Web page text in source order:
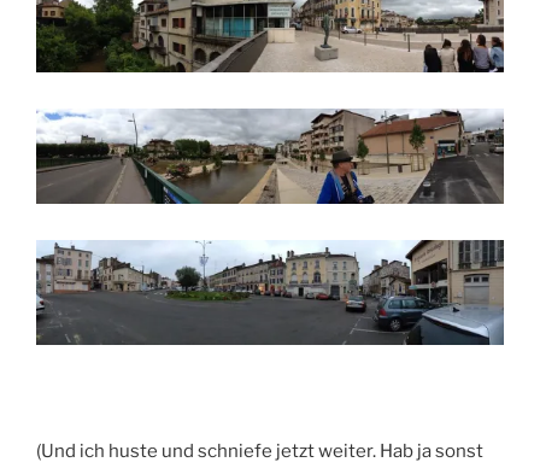
(Und ich huste und schniefe jetzt weiter. Hab ja sonst